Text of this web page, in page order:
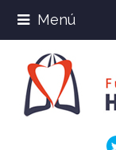
Menú